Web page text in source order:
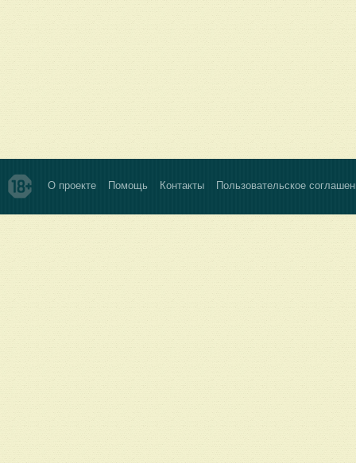
О проекте Помощь Контакты Пользовательское